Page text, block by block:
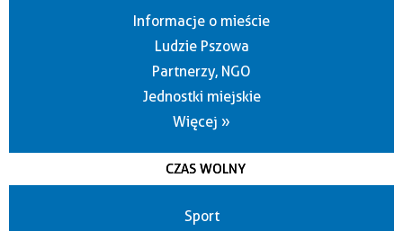
Informacje o mieście
Ludzie Pszowa
Partnerzy, NGO
Jednostki miejskie
Więcej »
CZAS WOLNY
Sport